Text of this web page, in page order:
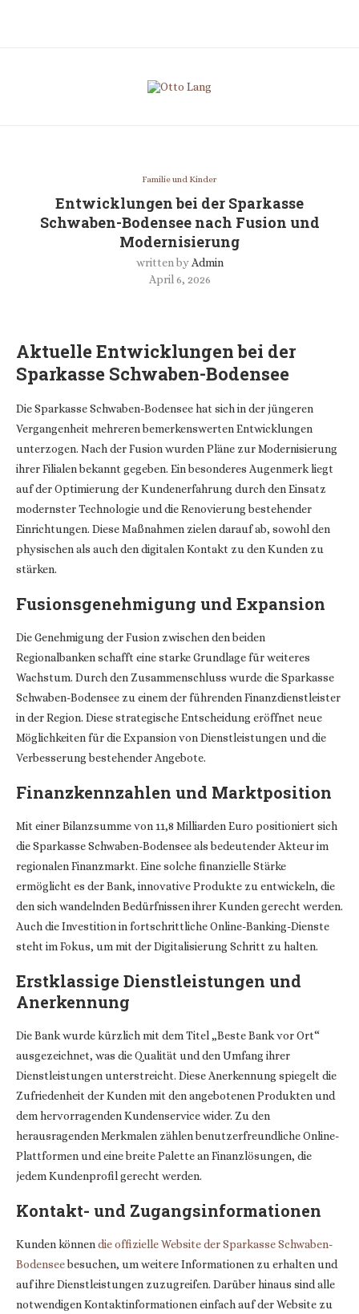
Familie und Kinder
Entwicklungen bei der Sparkasse
Schwaben-Bodensee nach Fusion und
Modernisierung
written by Admin
April 6, 2026
Aktuelle Entwicklungen bei der
Sparkasse Schwaben-Bodensee
Die Sparkasse Schwaben-Bodensee hat sich in der jüngeren
Vergangenheit mehreren bemerkenswerten Entwicklungen
unterzogen. Nach der Fusion wurden Pläne zur Modernisierung
ihrer Filialen bekannt gegeben. Ein besonderes Augenmerk liegt
auf der Optimierung der Kundenerfahrung durch den Einsatz
modernster Technologie und die Renovierung bestehender
Einrichtungen. Diese Maßnahmen zielen darauf ab, sowohl den
physischen als auch den digitalen Kontakt zu den Kunden zu
stärken.
Fusionsgenehmigung und Expansion
Die Genehmigung der Fusion zwischen den beiden
Regionalbanken schafft eine starke Grundlage für weiteres
Wachstum. Durch den Zusammenschluss wurde die Sparkasse
Schwaben-Bodensee zu einem der führenden Finanzdienstleister
in der Region. Diese strategische Entscheidung eröffnet neue
Möglichkeiten für die Expansion von Dienstleistungen und die
Verbesserung bestehender Angebote.
Finanzkennzahlen und Marktposition
Mit einer Bilanzsumme von 11,8 Milliarden Euro positioniert sich
die Sparkasse Schwaben-Bodensee als bedeutender Akteur im
regionalen Finanzmarkt. Eine solche finanzielle Stärke
ermöglicht es der Bank, innovative Produkte zu entwickeln, die
den sich wandelnden Bedürfnissen ihrer Kunden gerecht werden.
Auch die Investition in fortschrittliche Online-Banking-Dienste
steht im Fokus, um mit der Digitalisierung Schritt zu halten.
Erstklassige Dienstleistungen und
Anerkennung
Die Bank wurde kürzlich mit dem Titel „Beste Bank vor Ort“
ausgezeichnet, was die Qualität und den Umfang ihrer
Dienstleistungen unterstreicht. Diese Anerkennung spiegelt die
Zufriedenheit der Kunden mit den angebotenen Produkten und
dem hervorragenden Kundenservice wider. Zu den
herausragenden Merkmalen zählen benutzerfreundliche Online-
Plattformen und eine breite Palette an Finanzlösungen, die
jedem Kundenprofil gerecht werden.
Kontakt- und Zugangsinformationen
Kunden könnendie offizielle Website der Sparkasse Schwaben-
Bodenseebesuchen, um weitere Informationen zu erhalten und
auf ihre Dienstleistungen zuzugreifen. Darüber hinaus sind alle
notwendigen Kontaktinformationen einfach auf der Website zu